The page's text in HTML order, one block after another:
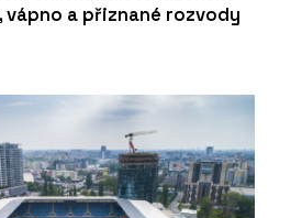
a přiznané rozvody